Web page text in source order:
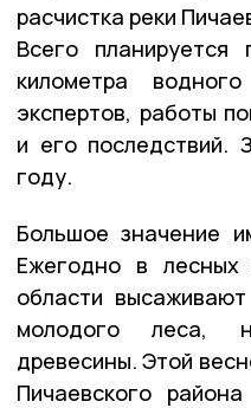
расчистка реки
Всего планируется
километра
экспертов, работы
и его последствий.
году.
Большое значение
Ежегодно в лесных
области
молодого леса,
древесины. Этой
Пичаевского